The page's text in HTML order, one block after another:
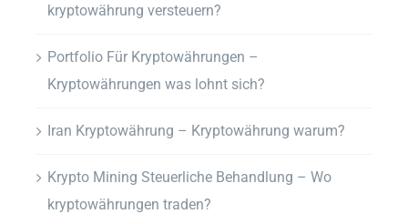
kryptowährung versteuern?
Portfolio Für Kryptowährungen –
Kryptowährungen was lohnt sich?
Iran Kryptowährung – Kryptowährung warum?
Krypto Mining Steuerliche Behandlung – Wo
kryptowährungen traden?